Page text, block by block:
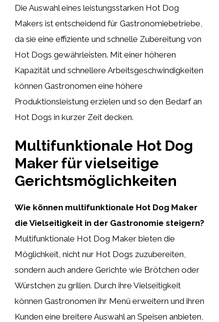
Die Auswahl eines leistungsstarken Hot Dog
Makers ist entscheidend für Gastronomiebetriebe,
da sie eine effiziente und schnelle Zubereitung von
Hot Dogs gewährleisten. Mit einer höheren
Kapazität und schnellere Arbeitsgeschwindigkeiten
können Gastronomen eine höhere
Produktionsleistung erzielen und so den Bedarf an
Hot Dogs in kurzer Zeit decken.
Multifunktionale Hot Dog
Maker für vielseitige
Gerichtsmöglichkeiten
Wie können multifunktionale Hot Dog Maker
die Vielseitigkeit in der Gastronomie steigern?
Multifunktionale Hot Dog Maker bieten die
Möglichkeit, nicht nur Hot Dogs zuzubereiten,
sondern auch andere Gerichte wie Brötchen oder
Würstchen zu grillen. Durch ihre Vielseitigkeit
können Gastronomen ihr Menü erweitern und ihren
Kunden eine breitere Auswahl an Speisen anbieten,